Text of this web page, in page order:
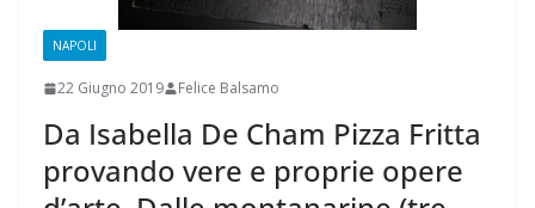
NAPOLI
22 Giugno 2019 Felice Balsamo
Da Isabella De Cham Pizza Fritta
provando vere e proprie opere